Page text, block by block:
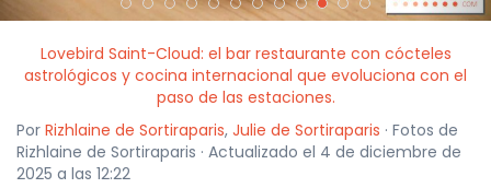
Lovebird Saint-Cloud: el bar restaurante con cócteles
astrológicos y cocina internacional que evoluciona con el
paso de las estaciones.
Por Rizhlaine de Sortiraparis, Julie de Sortiraparis · Fotos de
Rizhlaine de Sortiraparis · Actualizado el 4 de diciembre de
2025 a las 12:22